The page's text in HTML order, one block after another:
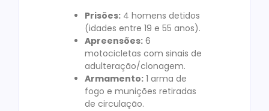
Prisões: 4 homens detidos
(idades entre 19 e 55 anos).
Apreensões: 6
motocicletas com sinais de
adulteração/clonagem.
Armamento: 1 arma de
fogo e munições retiradas
de circulação.